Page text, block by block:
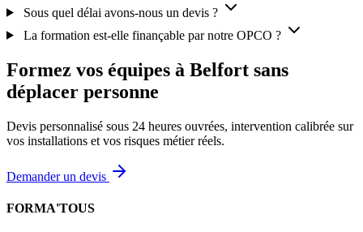
Sous quel délai avons-nous un devis ?
La formation est-elle finançable par notre OPCO ?
Formez vos équipes à Belfort sans
déplacer personne
Devis personnalisé sous 24 heures ouvrées, intervention calibrée sur
vos installations et vos risques métier réels.
Demander un devis
FORMA'TOUS